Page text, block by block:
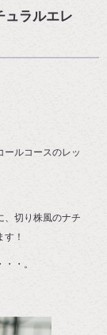
ュラルエレ
ールコースのレッ
、切り株風のナチ
！
・。